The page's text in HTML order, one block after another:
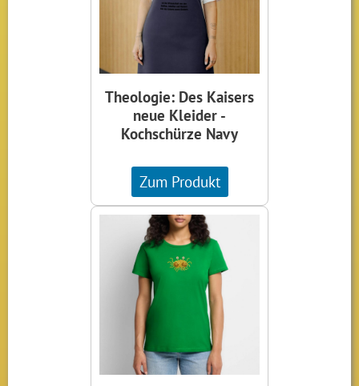
Theologie: Des Kaisers
neue Kleider -
Kochschürze Navy
Zum Produkt